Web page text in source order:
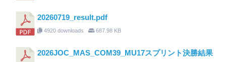
20260719_result.pdf
4920 downloads 687.98 KB
2026JOC_MAS_COM39_MU17スプリント決勝結果